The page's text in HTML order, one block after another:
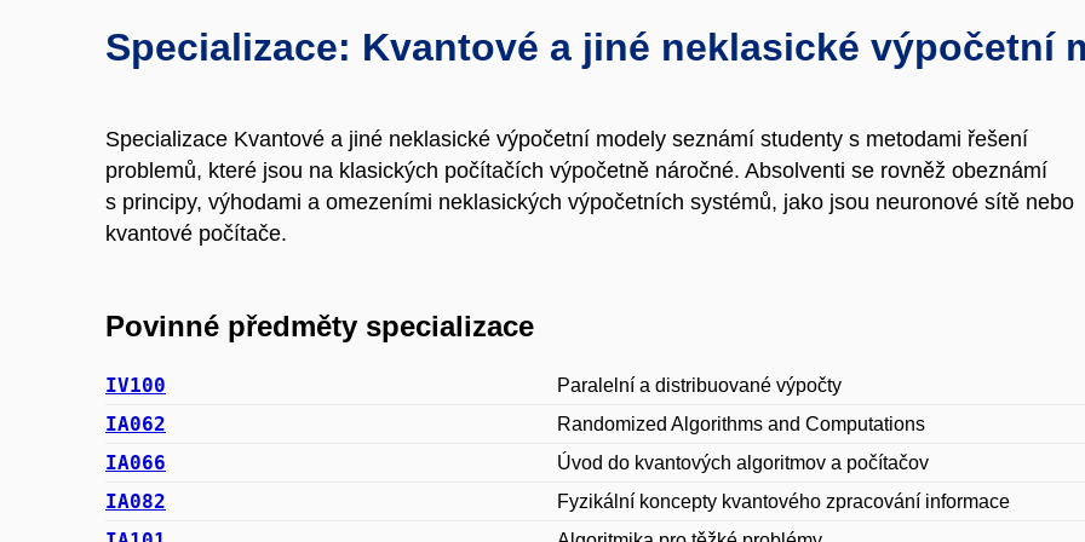
Specializace: Kvantové a jiné neklasické výpočetní
Specializace Kvantové a jiné neklasické výpočetní modely seznámí studenty s metodami řešení
problemů, které jsou na klasických počítačích výpočetně náročné. Absolventi se rovněž obeznámí
s principy, výhodami a omezeními neklasických výpočetních systémů, jako jsou neuronové sítě nebo
kvantové počítače.
Povinné předměty specializace
IV100 Paralelní a distribuované výpočty
IA062 Randomized Algorithms and Computations
IA066 Úvod do kvantových algoritmov a počítačov
IA082 Fyzikální koncepty kvantového zpracování informace